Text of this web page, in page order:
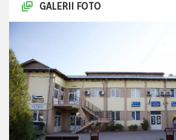
GALERII FOTO